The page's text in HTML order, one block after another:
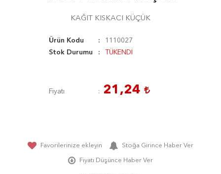
KAĞIT KISKACI KÜÇÜK
Ürün Kodu
1110027
Stok Durumu
TÜKENDİ
Fiyatı 21,24
Favorilerinize ekleyin Stoğa Girince Haber Ver
Fiyatı Düşünce Haber Ver